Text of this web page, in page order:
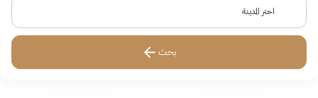
اختر المدينة
بحث